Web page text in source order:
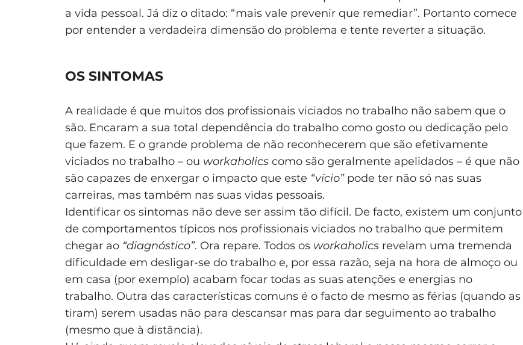
a vida pessoal. Já diz o ditado: “mais vale prevenir que remediar”. Portanto comece
por entender a verdadeira dimensão do problema e tente reverter a situação.
OS SINTOMAS
A realidade é que muitos dos profissionais viciados no trabalho não sabem que o
são. Encaram a sua total dependência do trabalho como gosto ou dedicação pelo
que fazem. E o grande problema de não reconhecerem que são efetivamente
viciados no trabalho – ou workaholics como são geralmente apelidados – é que não
são capazes de enxergar o impacto que este “vício”pode ter não só nas suas
carreiras, mas também nas suas vidas pessoais.
Identificar os sintomas não deve ser assim tão difícil. De facto, existem um conjunto
de comportamentos típicos nos profissionais viciados no trabalho que permitem
chegar ao “diagnóstico”. Ora repare. Todos os workaholics revelam uma tremenda
dificuldade em desligar-se do trabalho e, por essa razão, seja na hora de almoço ou
em casa (por exemplo) acabam focar todas as suas atenções e energias no
trabalho. Outra das características comuns é o facto de mesmo as férias (quando as
tiram) serem usadas não para descansar mas para dar seguimento ao trabalho
(mesmo que à distância).